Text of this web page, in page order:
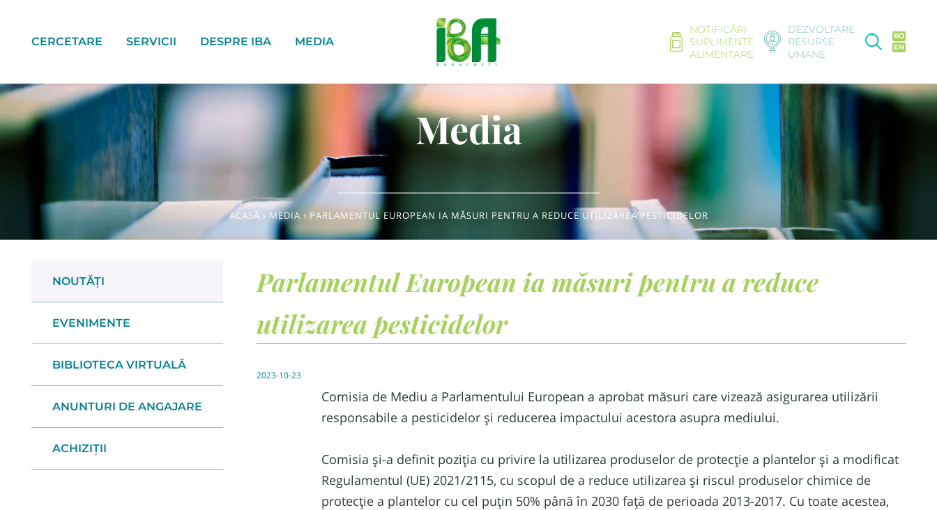
CERCETARE SERVICII DESPRE IBA MEDIA
NOTIFICĂRI
SUPLIMENTE
ALIMENTARE
DEZVOLTARE
RESURSE
UMANE
RO
EN
Media
ACASĂ › MEDIA › PARLAMENTUL EUROPEAN IA MĂSURI PENTRU A REDUCE UTILIZAREA PESTICIDELOR
NOUTĂȚI
EVENIMENTE
BIBLIOTECA VIRTUALĂ
ANUNTURI DE ANGAJARE
ACHIZIȚII
Parlamentul European ia măsuri pentru a reduce
utilizarea pesticidelor
2023-10-23
Comisia de Mediu a Parlamentului European a aprobat măsuri care vizează asigurarea utilizării
responsabile a pesticidelor și reducerea impactului acestora asupra mediului.
Comisia și-a definit poziția cu privire la utilizarea produselor de protecție a plantelor și a modificat
Regulamentul (UE) 2021/2115, cu scopul de a reduce utilizarea și riscul produselor chimice de
protecție a plantelor cu cel puțin 50% până în 2030 față de perioada 2013-2017. Cu toate acestea,